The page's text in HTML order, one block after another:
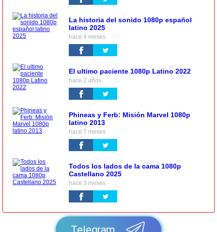
La historia del sonido 1080p español
latino 2025
hace 4 meses
El ultimo paciente 1080p Latino 2022
hace 2 años
Phineas y Ferb: Misión Marvel 1080p
latino 2013
hace 7 meses
Todos los lados de la cama 1080p
Castellano 2025
hace 3 meses
Telegram